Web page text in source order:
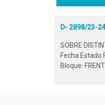
D- 2898/23-
SOBRE
Fecha
Bloque: